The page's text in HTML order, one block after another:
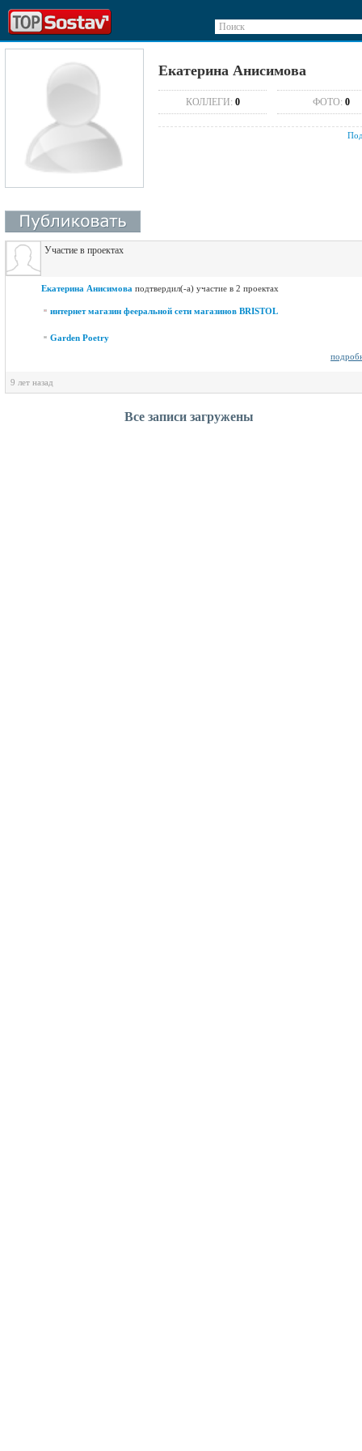
Поиск
Екатерина Анисимова
КОЛЛЕГИ: 0 ФОТО: 0
Участие в проектах
Екатерина Анисимова подтвердил(-а) участие в 2 проектах
интернет магазин фееральной сети магазинов BRISTOL
Garden Poetry
9 лет назад
Все записи загружены